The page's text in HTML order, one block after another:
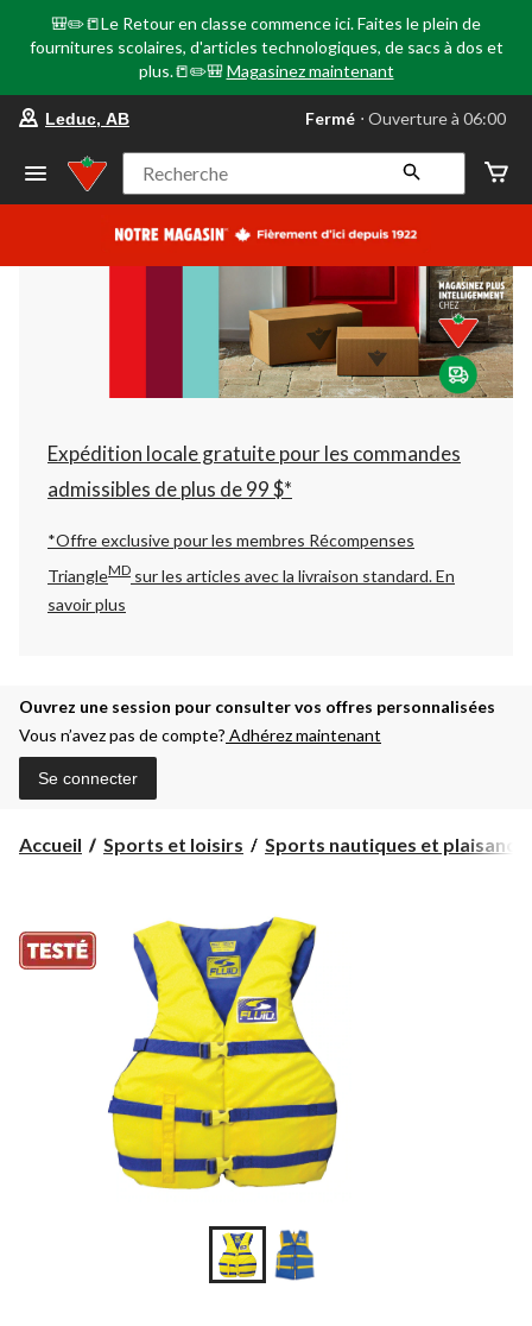
🎒✏️📒Le Retour en classe commence ici. Faites le plein de
fournitures scolaires, d'articles technologiques, de sacs à dos et
plus.📒✏️🎒 Magasinez maintenant
votre
préféré
Leduc,
AB,
courament
Ouverture
à
06:00
cliquer
pour
changer
Leduc, AB Fermé ⋅ Ouverture à 06:00
Recherche
Expédition locale gratuite pour les commandes
admissibles de plus de 99 $*
*Offre exclusive pour les membres Récompenses
TriangleMD sur les articles avec la livraison standard.En
savoir plus
Ouvrez une session pour consulter vos offres personnalisées
Vous n’avez pas de compte? Adhérez maintenant
Se connecter
Accueil Sports et loisirs Sports nautiques et plaisanc...